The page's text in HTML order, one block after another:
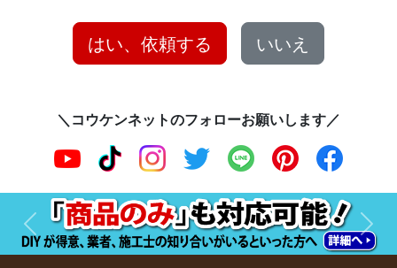
はい、依頼する いいえ
＼コウケンネットのフォローお願いします／
前へ 次へ